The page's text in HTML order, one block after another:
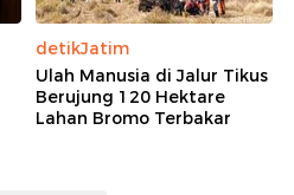
detikJatim
Ulah Manusia di Jalur Tikus
Berujung 120 Hektare
Lahan Bromo Terbakar